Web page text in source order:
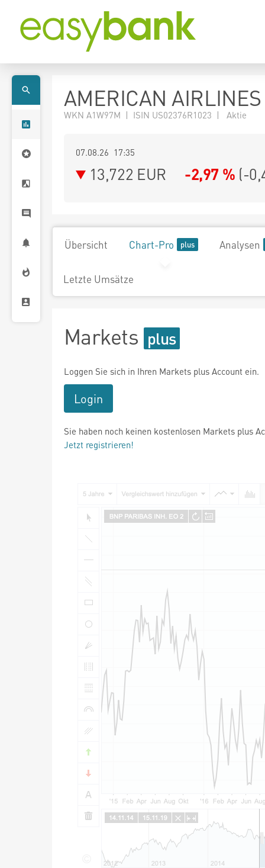
AMERICAN
WKN A1W97M | ISIN US02376R1023 | Aktie
07.08.26 17:35
13,722 EUR -2,97 % (-
Übersicht Chart-Pro Analysen
Letzte Umsätze
Markets
Loggen Sie sich in Ihren Markets plus Account ein.
Login
Sie haben noch keinen kostenlosen Markets plus
Jetzt registrieren!